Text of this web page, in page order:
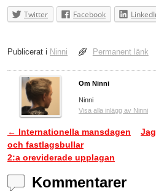
Twitter Facebook
Publicerat i Ninni Permanent länk
Om Ninni
Ninni
Visa alla inlägg av Ninni
Inläggsnavigering
← Internationella mansdagen
och fastlagsbullar
2:a oreviderade upplagan
Kommentarer